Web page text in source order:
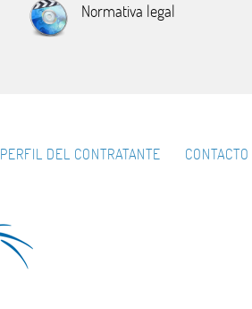
Normativa legal
PERFIL DEL CONTRATANTE CONTACTO